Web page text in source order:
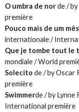
O umbra de norde /
première
Pouco mais de um mês
internationale /
Que je tombe tout le
mondiale / World
Solecito de / by Oscar
première
Swimmerde / by Lynne
International première